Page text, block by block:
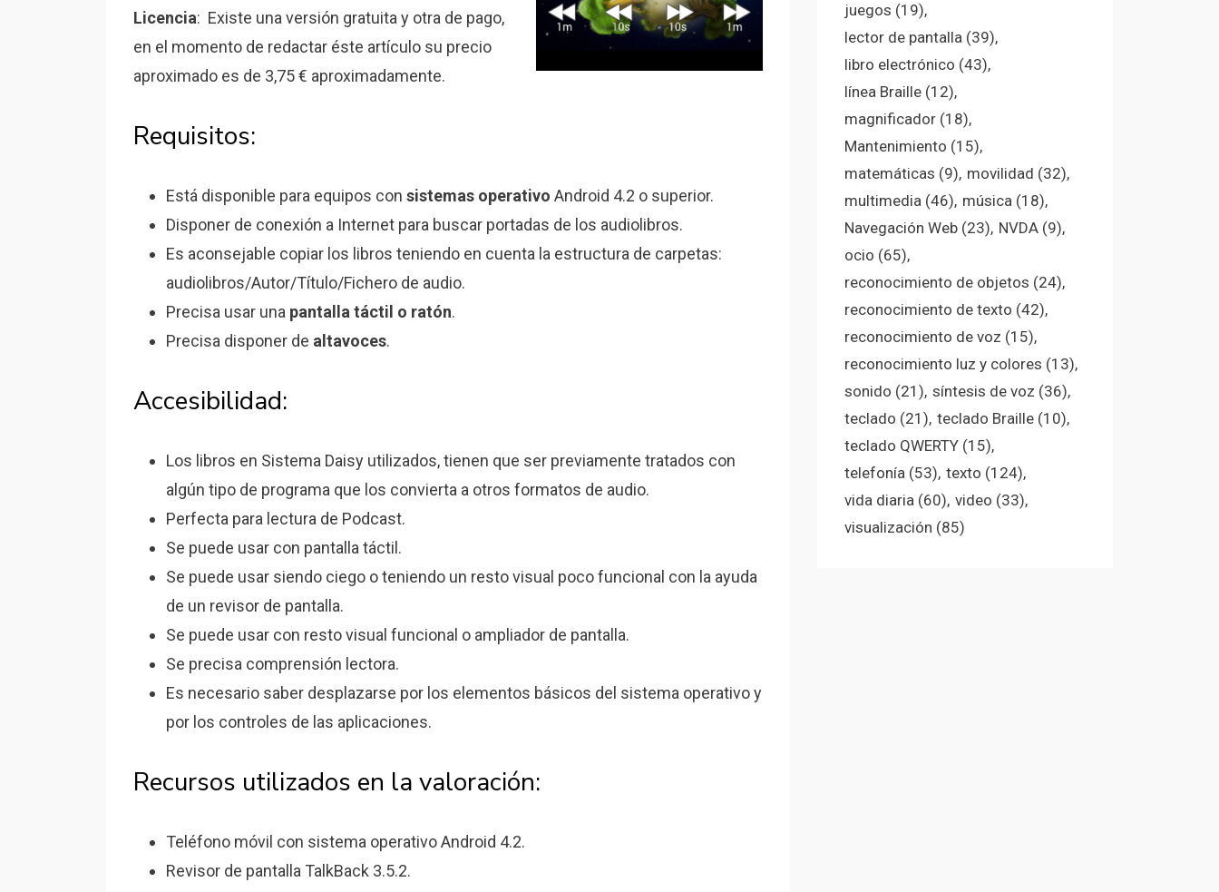
Licencia: Existe una versión gratuita y otra de pago,
en el momento de redactar éste artículo su precio
aproximado es de 3,75 € aproximadamente.
Requisitos:
Está disponible para equipos con sistemas operativo Android 4.2 o superior.
Disponer de conexión a Internet para buscar portadas de los audiolibros.
Es aconsejable copiar los libros teniendo en cuenta la estructura de carpetas:
audiolibros/Autor/Título/Fichero de audio.
Precisa usar una pantalla táctil o ratón.
Precisa disponer de altavoces.
Accesibilidad:
Los libros en Sistema Daisy utilizados, tienen que ser previamente tratados con
algún tipo de programa que los convierta a otros formatos de audio.
Perfecta para lectura de Podcast.
Se puede usar con pantalla táctil.
Se puede usar siendo ciego o teniendo un resto visual poco funcional con la ayuda
de un revisor de pantalla.
Se puede usar con resto visual funcional o ampliador de pantalla.
Se precisa comprensión lectora.
Es necesario saber desplazarse por los elementos básicos del sistema operativo y
por los controles de las aplicaciones.
Recursos utilizados en la valoración:
Teléfono móvil con sistema operativo Android 4.2.
Revisor de pantalla TalkBack 3.5.2.
juegos (19)
lector de pantalla(39)
libro electrónico (43)
línea Braille(12)
magnificador(18)
Mantenimiento (15)
matemáticas (9) movilidad (32)
multimedia(46) música(18)
Navegación Web(23) NVDA(9)
ocio (65)
reconocimiento de objetos (24)
reconocimiento de texto (42)
reconocimiento de voz (15)
reconocimiento luz y colores (13)
sonido (21) síntesis de voz (36)
teclado (21) teclado Braille(10)
teclado QWERTY(15)
telefonía(53) texto (124)
vida diaria(60) video (33)
visualización (85)